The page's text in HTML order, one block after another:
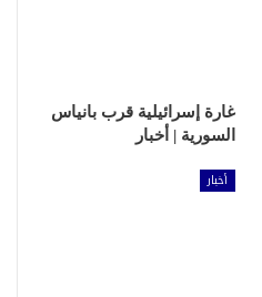
غارة إسرائيلية قرب بانياس
السورية | أخبار
أخبار